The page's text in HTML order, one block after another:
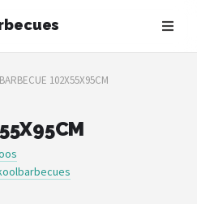
BARBECUE 102X55X95CM